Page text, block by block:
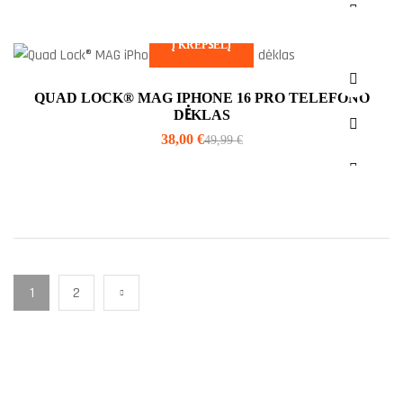
Į KREPŠELĮ
QUAD LOCK® MAG IPHONE 16 PRO TELEFONO
DĖKLAS
49,99€
38,00 €
1 2